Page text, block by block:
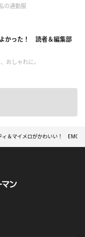
の通勤服
よかった！ 読者＆編集部
おしゃれに。
ィ＆マイメロがかわいい！